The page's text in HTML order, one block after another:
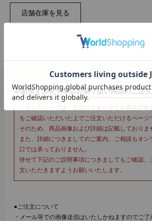
※新宿オカダヤ本店お取り扱い商品のご注
こちらのページは、店頭にてあらかじめ商品詳細
をご確認いただいた上でご注文いただけるページ
そのため、商品画像および詳細は記載しておりま
また、詳細につきましてのご案内、ご相談もオン
口では承っておりません。
併せて下記のご説明事項につきましてもご確認、
文いただきますようお願いいたします。
●ご注文について
・メール等での画像送信はいたしかねますのでご了